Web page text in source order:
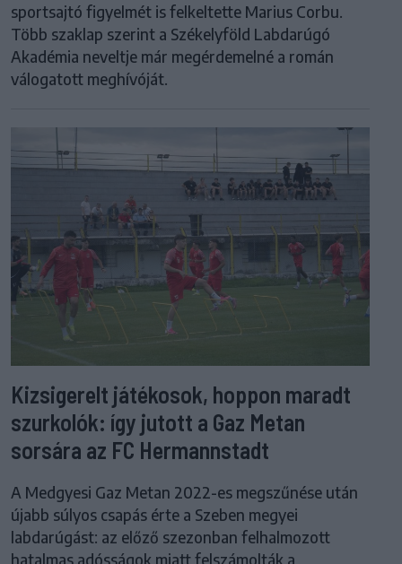
sportsajtó figyelmét is felkeltette Marius Corbu.
Több szaklap szerint a Székelyföld Labdarúgó
Akadémia neveltje már megérdemelné a román
válogatott meghívóját.
Kizsigerelt játékosok, hoppon maradt
szurkolók: így jutott a Gaz Metan
sorsára az FC Hermannstadt
A Medgyesi Gaz Metan 2022-es megszűnése után
újabb súlyos csapás érte a Szeben megyei
labdarúgást: az előző szezonban felhalmozott
hatalmas adósságok miatt felszámolták a